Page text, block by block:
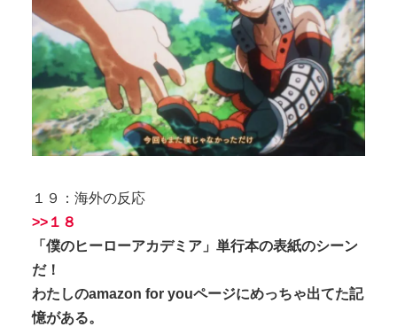
１９：海外の反応
>>１８
「僕のヒーローアカデミア」単行本の表紙のシーン
だ！
わたしのamazon for youページにめっちゃ出てた記
憶がある。